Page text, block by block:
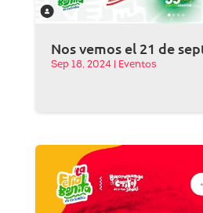
Nos vemos el 21 de
Sep 18, 2024 Eventos